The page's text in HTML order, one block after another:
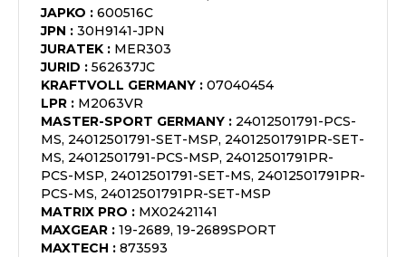
JAPKO : 600516C
JPN : 30H9141-JPN
JURATEK : MER303
JURID : 562637JC
KRAFTVOLL GERMANY : 07040454
LPR : M2063VR
MASTER-SPORT GERMANY : 24012501791-PCS-
MS, 24012501791-SET-MSP, 24012501791PR-SET-
MS, 24012501791-PCS-MSP, 24012501791PR-
PCS-MSP, 24012501791-SET-MS, 24012501791PR-
PCS-MS, 24012501791PR-SET-MSP
MATRIX PRO : MX02421141
MAXGEAR : 19-2689, 19-2689SPORT
MAXTECH : 873593